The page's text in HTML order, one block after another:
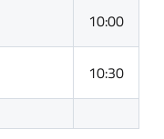
10:00
10:30